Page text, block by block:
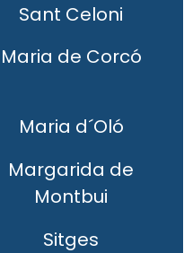
Sant Celoni
Maria de Corcó
Maria d´Oló
Margarida de
Montbui
Sitges